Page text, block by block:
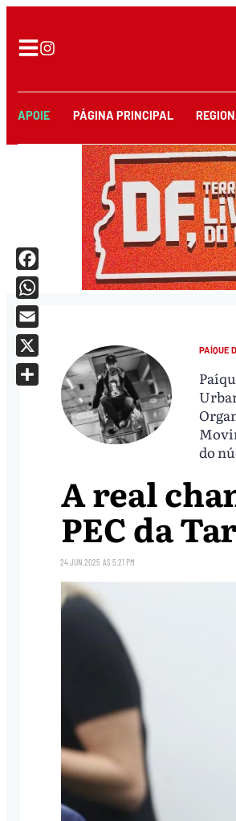
APOIE PÁGINA PRINCIPAL
PAÍQUE
do
A real
PEC da
24.JUN.2025 ÀS 5:21 PM
Facebook
WhatsApp
Email
X